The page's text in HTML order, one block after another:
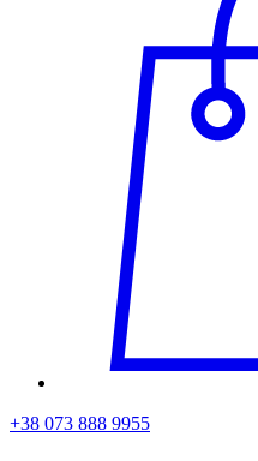
+38 073 888 9955